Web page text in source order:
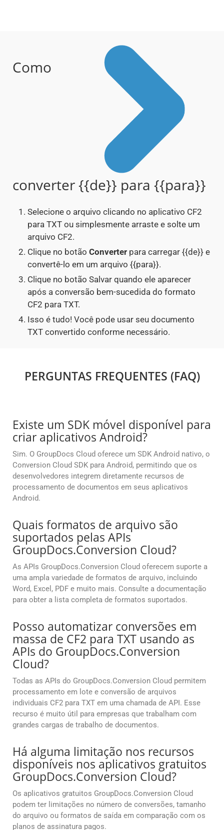
Como
converter {{de}} para {{para}}
Selecione o arquivo clicando no aplicativo CF2
para TXT ou simplesmente arraste e solte um
arquivo CF2.
Clique no botão Converter para carregar {{de}} e
convertê-lo em um arquivo {{para}}.
Clique no botão Salvar quando ele aparecer
após a conversão bem-sucedida do formato
CF2 para TXT.
Isso é tudo! Você pode usar seu documento
TXT convertido conforme necessário.
PERGUNTAS FREQUENTES (FAQ)
Existe um SDK móvel disponível para
criar aplicativos Android?
Sim. O GroupDocs Cloud oferece um SDK Android nativo, o
Conversion Cloud SDK para Android, permitindo que os
desenvolvedores integrem diretamente recursos de
processamento de documentos em seus aplicativos
Android.
Quais formatos de arquivo são
suportados pelas APIs
GroupDocs.Conversion Cloud?
As APIs GroupDocs.Conversion Cloud oferecem suporte a
uma ampla variedade de formatos de arquivo, incluindo
Word, Excel, PDF e muito mais. Consulte a documentação
para obter a lista completa de formatos suportados.
Posso automatizar conversões em
massa de CF2 para TXT usando as
APIs do GroupDocs.Conversion
Cloud?
Todas as APIs do GroupDocs.Conversion Cloud permitem
processamento em lote e conversão de arquivos
individuais CF2 para TXT em uma chamada de API. Esse
recurso é muito útil para empresas que trabalham com
grandes cargas de trabalho de documentos.
Há alguma limitação nos recursos
disponíveis nos aplicativos gratuitos
GroupDocs.Conversion Cloud?
Os aplicativos gratuitos GroupDocs.Conversion Cloud
podem ter limitações no número de conversões, tamanho
do arquivo ou formatos de saída em comparação com os
planos de assinatura pagos.